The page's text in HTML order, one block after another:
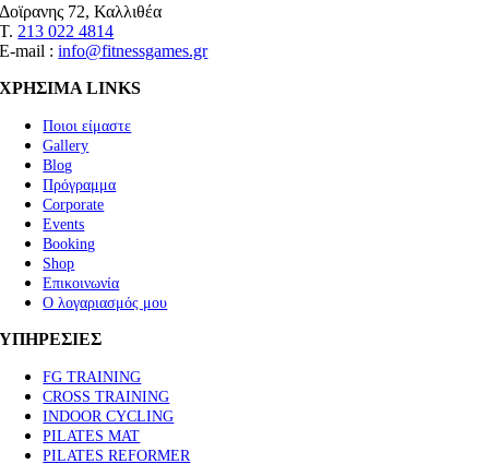
Δοϊρανης 72, Καλλιθέα
Τ. 213 022 4814
E-mail :info@fitnessgames.gr
ΧΡΗΣΙΜΑ LINKS
Ποιοι είμαστε
Gallery
Blog
Πρόγραμμα
Corporate
Events
Booking
Shop
Επικοινωνία
Ο λογαριασμός μου
ΥΠΗΡΕΣΙΕΣ
FG TRAINING
CROSS TRAINING
INDOOR CYCLING
PILATES MAT
PILATES REFORMER